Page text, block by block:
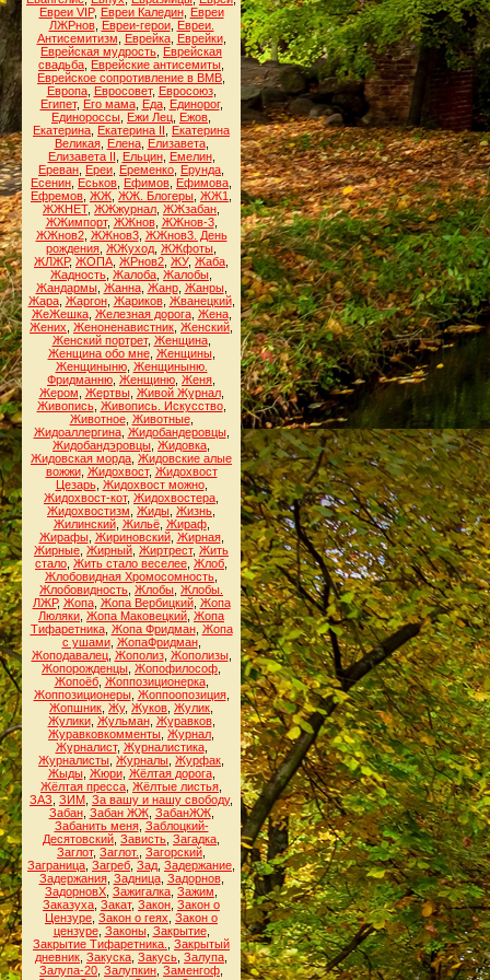
Евреи VIP, Евреи Каледин, Евреи
ЛЖРнов, Евреи-герои, Евреи.
Антисемитизм
Еврейка, Еврейки,
Еврейская мудрость Еврейская
свадьба Еврейские антисемиты
Еврейское сопротивление в ВМВ
Европа, Евросовет, Евросоюз,
Египет, Его мама, Еда, Единорог,
Единороссы Ежи Лец Ежов
Екатерина Екатерина II
Екатерина
Великая, Елена, Елизавета,
Елизавета II
Ельцин, Емелин,
Ереван Ереи Еременко Ерунда
Есенин Еськов Ефимов Ефимова
Ефремов ЖЖ ЖЖ. Блогеры ЖЖ1
ЖЖНЕТ, ЖЖжурнал ЖЖзабан
ЖЖимпорт, ЖЖнов, ЖЖнов-3,
ЖЖнов2, ЖЖнов3, ЖЖнов3. День
рождения ЖЖуход ЖЖфоты
ЖЛЖР, ЖОПА ЖРнов2 ЖУ, Жаба
Жадность Жалоба Жалобы
Жандармы, Жанна, Жанр, Жанры,
Жара, Жаргон, Жариков, Жванецкий,
ЖеЖешка, Железная дорога, Жена,
Жених Женоненавистник Женский
Женский портрет, Женщина,
Женщина обо мне, Женщины,
Женщиныню, Женщиныню.
Фридманню Женщиню Женя
Жером Жертвы, Живой Журнал,
Живопись, Живопись. Искусство,
Животное, Животные,
Жидоаллергина, Жидобандеровцы,
Жидобандэровцы Жидовка
Жидовская морда Жидовские алые
вожжи, Жидохвост, Жидохвост
Цезарь, Жидохвост можно,
Жидохвост-кот, Жидохвостера
Жидохвостизм Жиды Жизнь
Жилинский, Жильё, Жираф,
Жирафы, Жириновский, Жирная,
Жирные Жирный Жиртрест, Жить
стало Жить стало веселее Жлоб
Жлобовидная Хромосомность
Жлобовидность Жлобы Жлобы.
ЛЖР, Жопа, Жопа Вербицкий, Жопа
Люляки Жопа Маковецкий Жопа
Тифаретника, Жопа Фридман, Жопа
с ушами, ЖопаФридман,
Жоподавалец, Жополиз, Жополизы,
Жопорожденцы Жопофилософ
Жопоёб, Жоппозиционерка,
Жоппозиционеры, Жоппоопозиция,
Жопшник Жу, Жуков Жулик
Жулики, Жульман, Журавков,
Журавковкомменты Журнал
Журналист, Журналистика,
Журналисты Журналы Журфак
Жыды, Жюри, Жёлтая дорога,
Жёлтая пресса Жёлтые листья
ЗАЗ ЗИМ За вашу и нашу свободу,
Забан, Забан ЖЖ, ЗабанЖЖ,
Забанить меня, Заблоцкий-
Десятовский Зависть Загадка
Заглот, Заглот. Загорский
Заграница Загреб Зад Задержание
Задержания, Задница, Задорнов,
ЗадорновХ Зажигалка Зажим
Заказуха Закат, Закон Закон о
Цензуре Закон о геях Закон о
цензуре, Законы, Закрытие,
Закрытие Тифаретника.
Закрытый
дневник Закуска Закусь Залупа
Залупа-20 Залупкин Заменгоф